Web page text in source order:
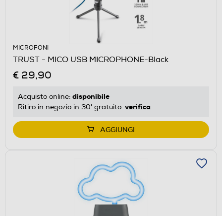
MICROFONI
TRUST - MICO USB MICROPHONE-Black
€ 29,90
Acquisto online: disponibile
Ritiro in negozio in 30' gratuito: verifica
AGGIUNGI